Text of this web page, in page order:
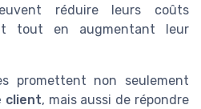
réduire leurs coûts
tout en augmentant leur
promettent non seulement
client, mais aussi de répondre